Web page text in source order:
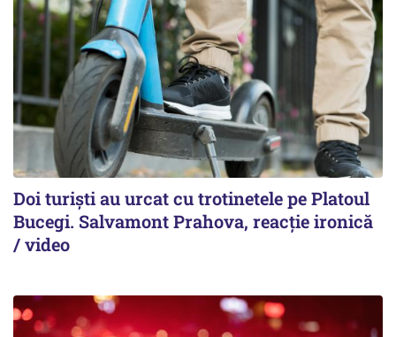
Doi turiști au urcat cu trotinetele pe Platoul
Bucegi. Salvamont Prahova, reacție ironică
/ video